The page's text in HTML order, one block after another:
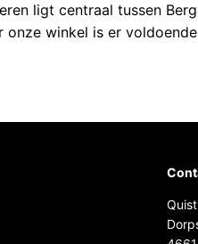
ligt centraal tussen
winkel is er